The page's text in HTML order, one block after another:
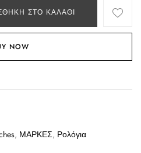
ΣΤΟ ΚΑΛΆΘΙ
NOW
, ΜΑΡΚΕΣ, Ρολόγια